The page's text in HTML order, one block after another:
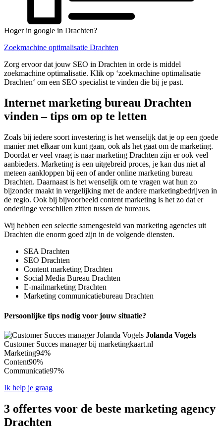
Hoger in google in Drachten?
Zoekmachine optimalisatie Drachten
Zorg ervoor dat jouw SEO in Drachten in orde is middel
zoekmachine optimalisatie. Klik op ‘zoekmachine optimalisatie
Drachten‘ om een SEO specialist te vinden die bij je past.
Internet marketing bureau Drachten
vinden – tips om op te letten
Zoals bij iedere soort investering is het wenselijk dat je op een goede
manier met elkaar om kunt gaan, ook als het gaat om de marketing.
Doordat er veel vraag is naar marketing Drachten zijn er ook veel
aanbieders. Marketing is een uitgebreid proces, je kan dus niet al
meteen aankloppen bij een of ander online marketing bureau
Drachten. Daarnaast is het wenselijk om te vragen wat hun zo
bijzonder maakt in vergelijking met de andere marketingbedrijven in
de regio. Ook bij bijvoorbeeld content marketing is het zo dat er
onderlinge verschillen zitten tussen de bureaus.
Wij hebben een selectie samengesteld van marketing agencies uit
Drachten die enorm goed zijn in de volgende diensten.
SEA Drachten
SEO Drachten
Content marketing Drachten
Social Media Bureau Drachten
E-mailmarketing Drachten
Marketing communicatiebureau Drachten
Persoonlijke tips nodig voor jouw situatie?
Jolanda Vogels
Customer Succes manager bij marketingkaart.nl
Marketing94%
Content90%
Communicatie97%
Ik help je graag
3 offertes voor de beste marketing agency
Drachten